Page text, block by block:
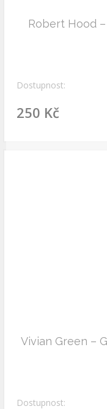
Robert Hood
Dostupnost:
250 Kč
Vivian Green –
Dostupnost: